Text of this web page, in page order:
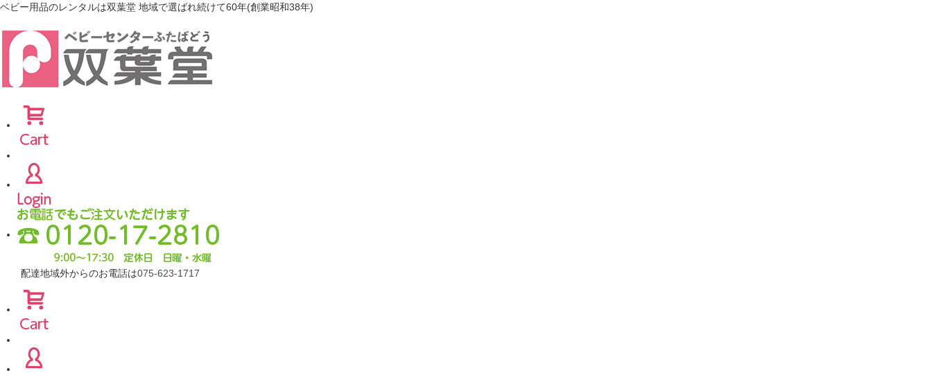
ベビー用品のレンタルは双葉堂 地域で選ばれ続けて60年(創業昭和38年)
配達地域外からのお電話は075-623-1717